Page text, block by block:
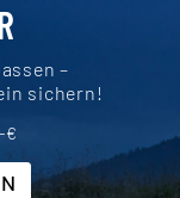
–
sichern!
€